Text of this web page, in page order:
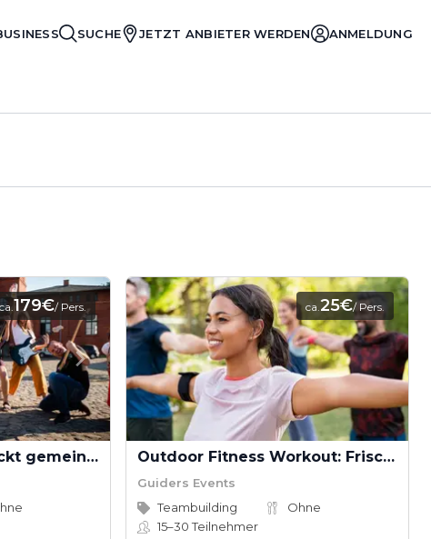
SUCHE JETZT ANBIETER WERDEN ANMELDUNG
ca.179€/ Pers.
Battle of Bands - Rockt gemeinsam die Bühne
ca.25€/ Pers.
Outdoor Fitness Workout: Frische Luft und Fitness in der Natur
Guiders Events
Teambuilding
Ohne
15–30Teilnehmer